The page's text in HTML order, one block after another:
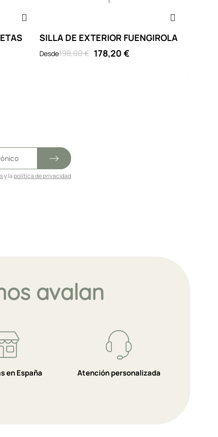
SILLA DE EXTERIOR FUENGIROLA
Desde198,00 € 178,20 €
y la política de privacidad
avalan
en España Atención personalizada